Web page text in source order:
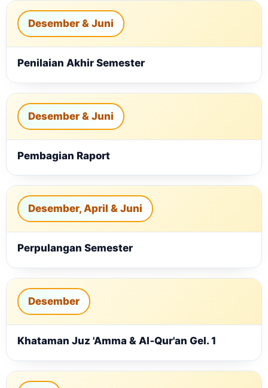
Desember & Juni
Penilaian Akhir Semester
Desember & Juni
Pembagian Raport
Desember, April & Juni
Perpulangan Semester
Desember
Khataman Juz 'Amma & Al‑Qur'an Gel. 1